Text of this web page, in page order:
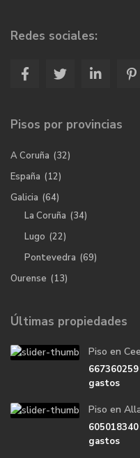
Redes sociales:
Pisos por provincias
A Coruña (32)
España (12)
Galicia (64)
La Coruña (34)
Lugo (22)
Pontevedra (69)
Ourense (13)
Últimas propiedades
Piso en
667360259
gastos
Piso en
gastos